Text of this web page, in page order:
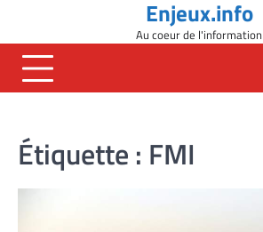
content
Enjeux.info
Au coeur de l'information
Étiquette : FMI